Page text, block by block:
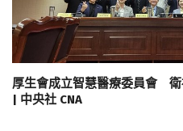
厚生會成立智慧醫療委員會
| 中央社 CNA